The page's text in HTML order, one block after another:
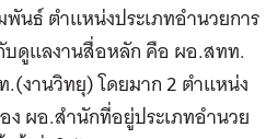
นธ์ ตำแหน่งประเภทอำนวยการ
บดูแลงานสื่อหลัก คือ ผอ.สทท.
งานวิทยุ) โดยมาก 2 ตำแหน่ง
ง ผอ.สำนักที่อยู่ประเภทอำนวย